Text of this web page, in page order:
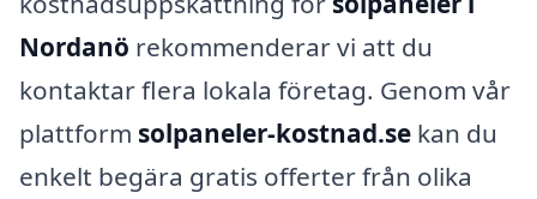
Nordanö rekommenderar vi att du
kontaktar flera lokala företag. Genom vår
plattform solpaneler-kostnad.se kan du
enkelt begära gratis offerter från olika